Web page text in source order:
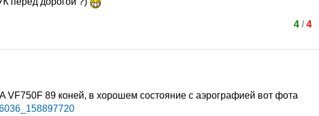
4/ 4
VF750F 89 коней, в хорошем состояние с аэрографией вот фота